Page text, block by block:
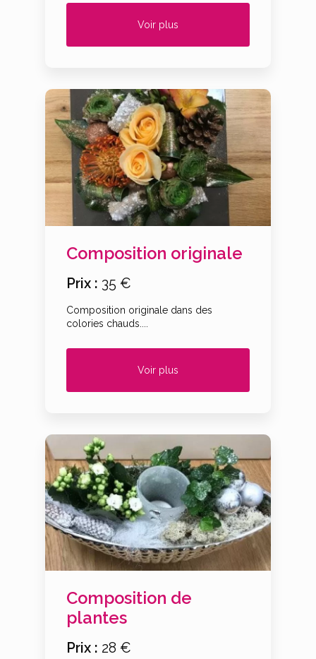
Voir plus
Composition originale
Prix : 35 €
Composition originale dans des
colories chauds....
Voir plus
Composition de
plantes
Prix : 28 €